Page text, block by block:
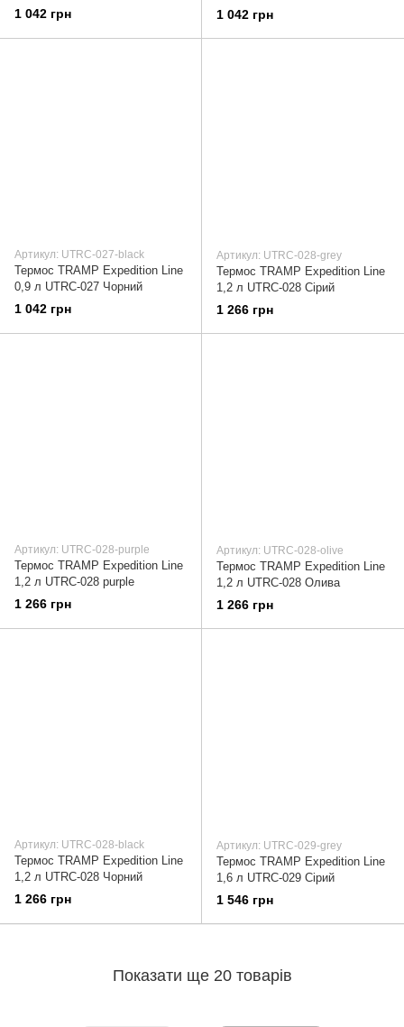
1 042 грн 1 042 грн
Артикул: UTRC-027-black
Термос TRAMP Expedition Line
0,9 л UTRC-027 Чорний
1 042 грн
Артикул: UTRC-028-grey
Термос TRAMP Expedition Line
1,2 л UTRC-028 Cірий
1 266 грн
Артикул: UTRC-028-purple
Термос TRAMP Expedition Line
1,2 л UTRC-028 purple
1 266 грн
Артикул: UTRC-028-olive
Термос TRAMP Expedition Line
1,2 л UTRC-028 Олива
1 266 грн
Артикул: UTRC-028-black
Термос TRAMP Expedition Line
1,2 л UTRC-028 Чорний
1 266 грн
Артикул: UTRC-029-grey
Термос TRAMP Expedition Line
1,6 л UTRC-029 Cірий
1 546 грн
Показати ще 20 товарів